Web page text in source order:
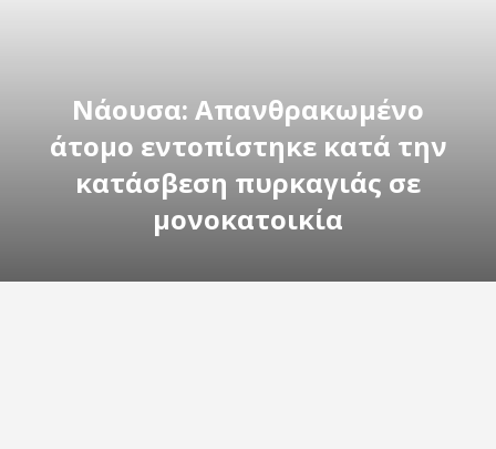
Νάουσα: Απανθρακωμένο
άτομο εντοπίστηκε κατά την
κατάσβεση πυρκαγιάς σε
μονοκατοικία